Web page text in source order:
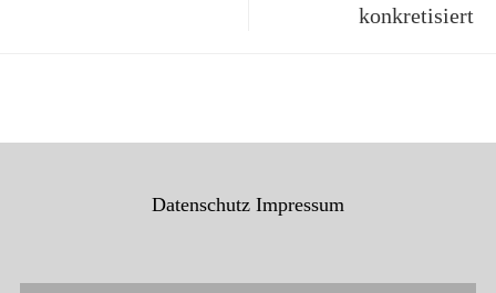
konkretisiert
Datenschutz Impressum